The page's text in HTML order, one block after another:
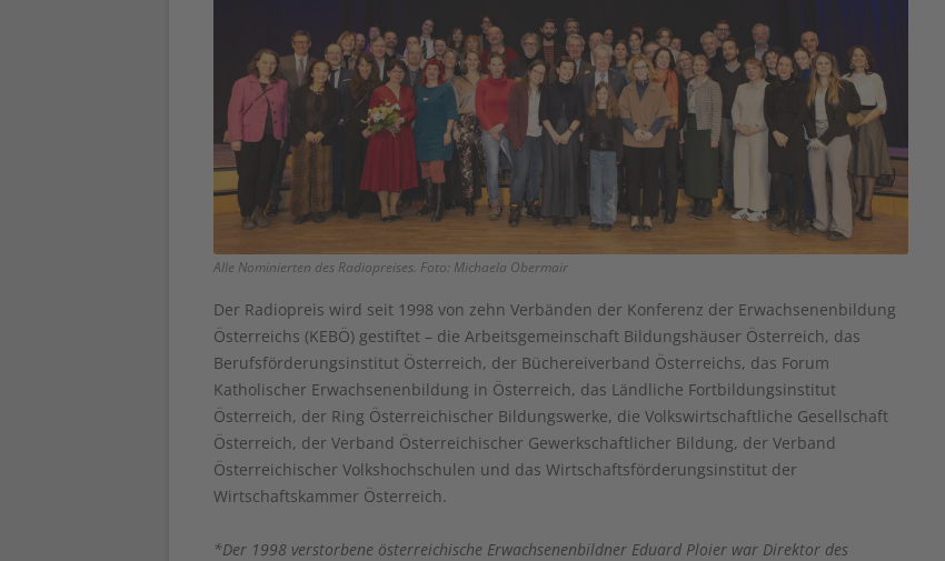
Alle Nominierten des Radiopreises. Foto: Michaela Obermair
Der Radiopreis wird seit 1998 von zehn Verbänden der Konferenz der Erwachsenenbildung
Österreichs (KEBÖ) gestiftet – die Arbeitsgemeinschaft Bildungshäuser Österreich, das
Berufsförderungsinstitut Österreich, der Büchereiverband Österreichs, das Forum
Katholischer Erwachsenenbildung in Österreich, das Ländliche Fortbildungsinstitut
Österreich, der Ring Österreichischer Bildungswerke, die Volkswirtschaftliche Gesellschaft
Österreich, der Verband Österreichischer Gewerkschaftlicher Bildung, der Verband
Österreichischer Volkshochschulen und das Wirtschaftsförderungsinstitut der
Wirtschaftskammer Österreich.
*Der 1998 verstorbene österreichische Erwachsenenbildner Eduard Ploier war Direktor des